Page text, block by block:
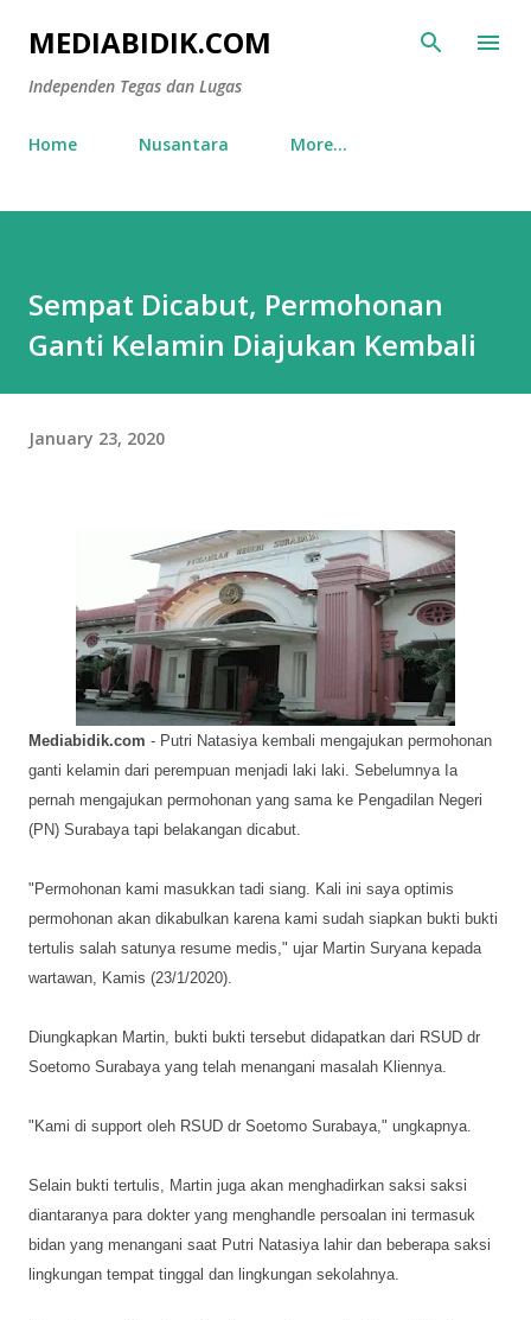
Skip to main content
MEDIABIDIK.COM
Independen Tegas dan Lugas
Home Nusantara More…
Sempat Dicabut, Permohonan
Ganti Kelamin Diajukan Kembali
January 23, 2020
Mediabidik.com - Putri Natasiya kembali mengajukan permohonan
ganti kelamin dari perempuan menjadi laki laki. Sebelumnya Ia
pernah mengajukan permohonan yang sama ke Pengadilan Negeri
(PN) Surabaya tapi belakangan dicabut.
"Permohonan kami masukkan tadi siang. Kali ini saya optimis
permohonan akan dikabulkan karena kami sudah siapkan bukti bukti
tertulis salah satunya resume medis," ujar Martin Suryana kepada
wartawan, Kamis (23/1/2020).
Diungkapkan Martin, bukti bukti tersebut didapatkan dari RSUD dr
Soetomo Surabaya yang telah menangani masalah Kliennya.
"Kami di support oleh RSUD dr Soetomo Surabaya," ungkapnya.
Selain bukti tertulis, Martin juga akan menghadirkan saksi saksi
diantaranya para dokter yang menghandle persoalan ini termasuk
bidan yang menangani saat Putri Natasiya lahir dan beberapa saksi
lingkungan tempat tinggal dan lingkungan sekolahnya.